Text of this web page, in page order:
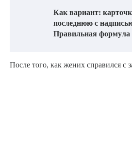
Как вариант:
последнюю с
Правильная формула
После того, как жених справился с